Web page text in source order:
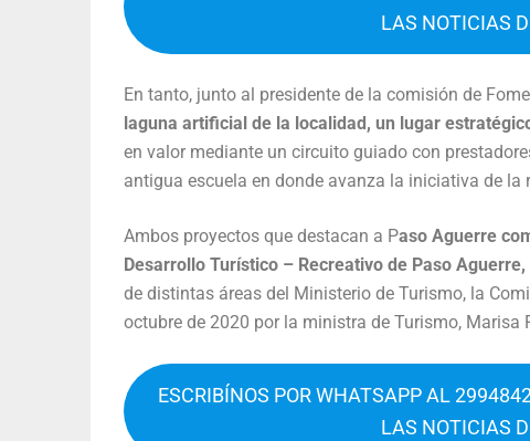
LAS NOTICIAS
En tanto, junto al presidente de la comisión de
laguna artificial de la localidad, un lugar
en valor mediante un circuito guiado con
antigua escuela en donde avanza la iniciativa de
Ambos proyectos que destacan a Paso Aguerre
Desarrollo Turístico – Recreativo de Paso
de distintas áreas del Ministerio de Turismo, la
octubre de 2020 por la ministra de Turismo, Marisa
ESCRIBÍNOS POR WHATSAPP AL
LAS NOTICIAS